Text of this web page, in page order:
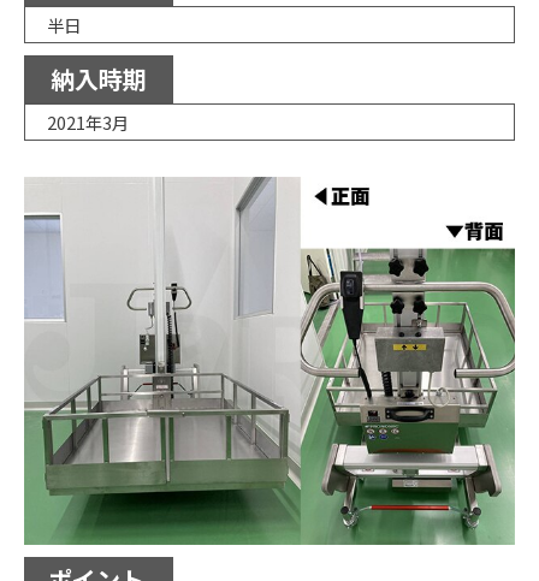
半日
納入時期
2021年3月